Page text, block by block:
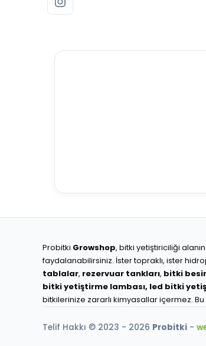
Probitki Growshop, bitki yetiştiriciliği
faydalanabilirsiniz. İster topraklı, ister
tablalar, rezervuar tankları, bitki
bitki yetiştirme lambası, led bitki
bitkilerinize zararlı kimyasallar içermez.
Telif Hakkı © 2023 - 2026 Probitki -